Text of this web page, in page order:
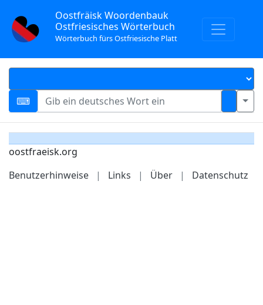
Oostfräisk Woordenbauk
Ostfriesisches Wörterbuch
Wörterbuch fürs Ostfriesische Platt
oostfraeisk.org
Benutzerhinweise
| Links | Über | Datenschutz